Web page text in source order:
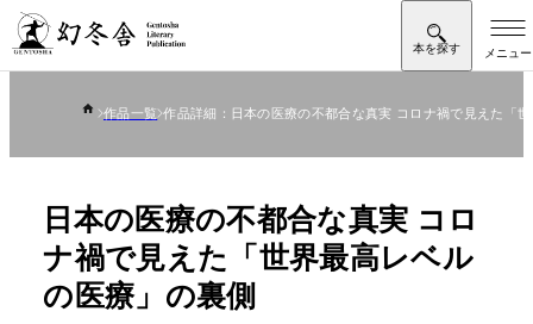
作品一覧 作品詳細：日本の医療の不都合な真実 コロナ禍で見えた「
日本の医療の不都合な真実 コロ
ナ禍で見えた「世界最高レベル
の医療」の裏側